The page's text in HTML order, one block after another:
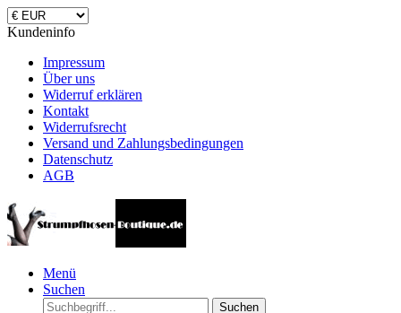
Kundeninfo
Impressum
Über uns
Widerruf erklären
Kontakt
Widerrufsrecht
Versand und Zahlungsbedingungen
Datenschutz
AGB
Menü
Suchen
Suchen